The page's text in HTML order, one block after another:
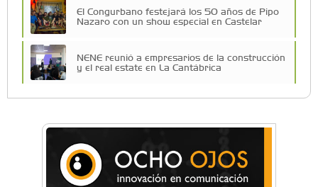
El Congurbano festejará los 50 años de Pipo
Nazaro con un show especial en Castelar
NENE reunió a empresarios de la construcción
y el real estate en La Cantábrica
Una compañía teatral de Castelar competirá
por el Premio FEBA Cultura